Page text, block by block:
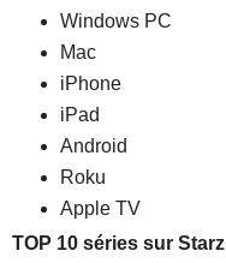
Windows PC
Mac
iPhone
iPad
Android
Roku
Apple TV
TOP 10 séries sur Starz